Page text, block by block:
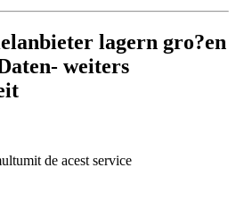
lagern gro?en
weiters
de acest service